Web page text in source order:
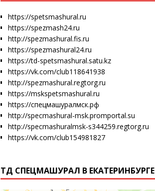
https://spetsmashural.ru
https://spezmash24.ru
http://spezmashural.fis.ru
https://spezmashural24.ru
https://td-spetsmashural.satu.kz
https://vk.com/club118641938
http://spezmashural.regtorg.ru
https://mskspetsmashural.ru
https://спецмашуралмск.рф
http://specmashural-msk.promportal.su
http://specmashuralmsk-s344259.regtorg.ru
https://vk.com/club154981827
ТД СПЕЦМАШУРАЛ В ЕКАТЕРИНБУРГЕ